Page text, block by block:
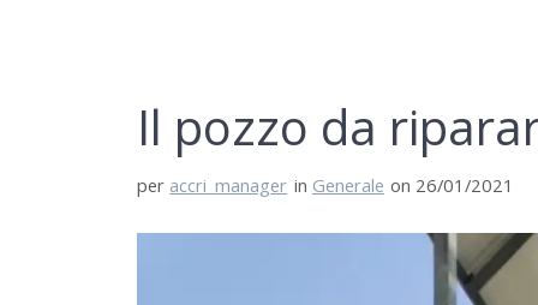
Il pozzo da
per accri_manager in Generale on 26/01/2021